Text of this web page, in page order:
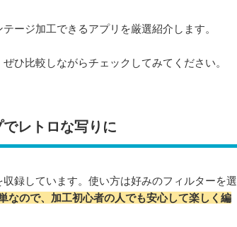
ージ加工できるアプリを厳選紹介します。
ひ比較しながらチェックしてみてください。
レトロな写りに
録しています。使い方は好みのフィルターを選
なので、加工初心者の人でも安心して楽しく編